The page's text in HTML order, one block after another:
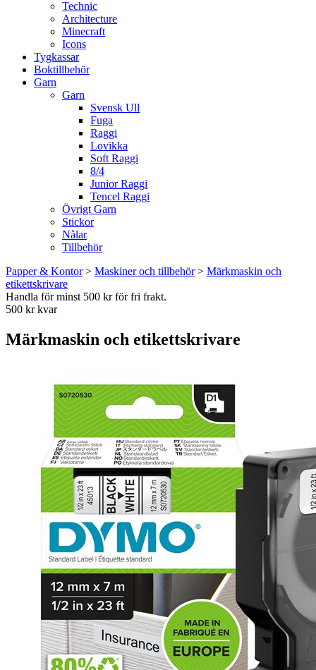
Technic
Architecture
Minecraft
Icons
Tygkassar
Boktillbehör
Garn
Garn
Svensk Ull
Fuga
Raggi
Lovikka
Soft Raggi
8/4
Junior Raggi
Tencel Raggi
Övrigt Garn
Stickor
Nålar
Tillbehör
Papper & Kontor> Maskiner och tillbehör> Märkmaskin och
etikettskrivare
Handla för minst 500 kr för fri frakt.
500 kr kvar
Märkmaskin och etikettskrivare